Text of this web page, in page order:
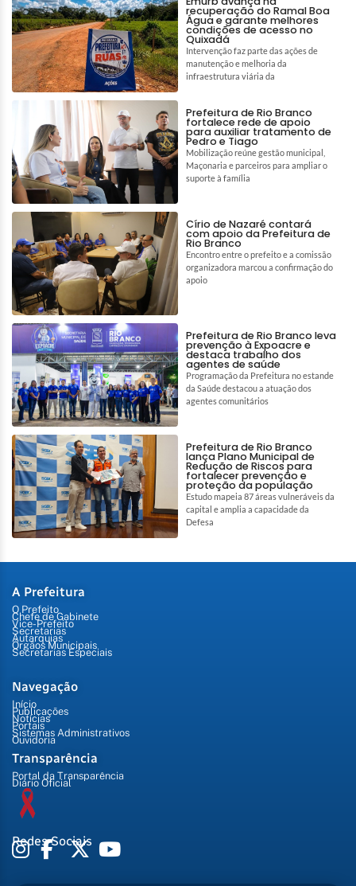
recuperação do Ramal Boa
Água e garante melhores
condições de acesso no
Quixadá
Intervenção faz parte das ações de
manutenção e melhoria da
infraestrutura viária da
Prefeitura de Rio Branco
fortalece rede de apoio
para auxiliar tratamento de
Pedro e Tiago
Mobilização reúne gestão municipal,
Maçonaria e parceiros para ampliar o
suporte à família
Círio de Nazaré contará
com apoio da Prefeitura de
Rio Branco
Encontro entre o prefeito e a comissão
organizadora marcou a confirmação do
apoio
Prefeitura de Rio Branco leva
prevenção à Expoacre e
destaca trabalho dos
agentes de saúde
Programação da Prefeitura no estande
da Saúde destacou a atuação dos
agentes comunitários
Prefeitura de Rio Branco
lança Plano Municipal de
Redução de Riscos para
fortalecer prevenção e
proteção da população
Estudo mapeia 87 áreas vulneráveis da
capital e amplia a capacidade da
Defesa
A Prefeitura
O Prefeito
Chefe de Gabinete
Vice-Prefeito
Secretarias
Autarquias
Órgãos Municipais
Secretarias Especiais
Navegação
Início
Publicações
Notícias
Portais
Sistemas Administrativos
Ouvidoria
Transparência
Portal da Transparência
Diário Oficial
Redes Sociais